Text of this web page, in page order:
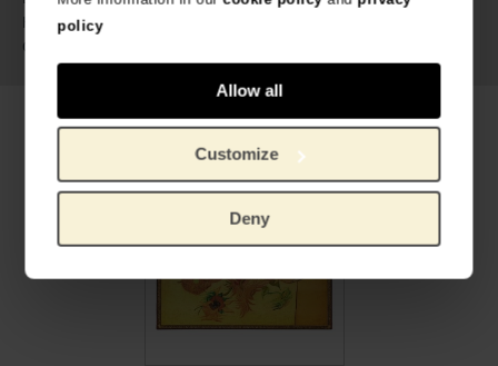
policy
Allow all
Customize
Deny
Hoogte:
Gewicht:
Gerelateerde producten